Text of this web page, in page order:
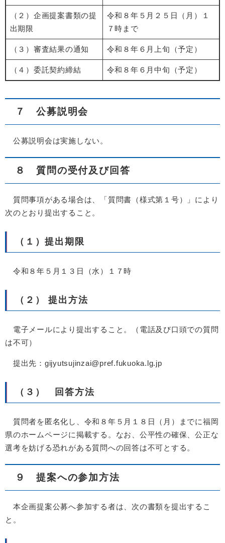
（２）企画提案書類の提
出期限
令和８年５月２５日（月）１
７時まで
（３）審査結果の通知 令和８年６月上旬（予定）
（４）委託契約締結 令和８年６月中旬（予定）
７ 公募説明会
公募説明会は実施しない。
８ 質問の受付及び回答
質問事項がある場合は、「質問書（様式第１号）」により
次のとおり提出すること。
（１）提出期限
令和８年５月１３日（水）１７時
（２） 提出方法
電子メールにより提出すること。（電話及び口頭での質問
は不可）
提出先：gijyutsujinzai@pref.fukuoka.lg.jp
（３） 回答方法
質問者を匿名化し、令和８年５月１８日（月）までに福岡
県のホームページに掲載する。なお、公平性の確保、公正な
選考を妨げる恐れがある質問への回答は不可とする。
９ 提案への参加方法
本企画提案公募へ参加する者は、次の書類を提出するこ
と。